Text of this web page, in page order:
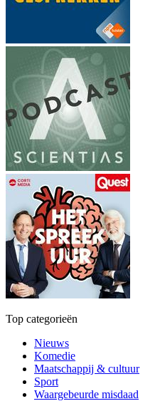
Top categorieën
Nieuws
Komedie
Maatschappij & cultuur
Sport
Waargebeurde misdaad